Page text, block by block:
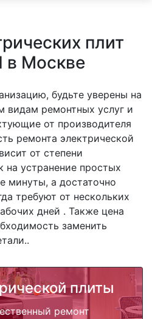
плит
в Москве
будьте уверены на
видам ремонтных услуг и
от производителя
ремонта электрической
от степени
на устранение простых
минуты, а достаточно
требуют от нескольких
дней . Также цена
заменить
плиты
ремонт